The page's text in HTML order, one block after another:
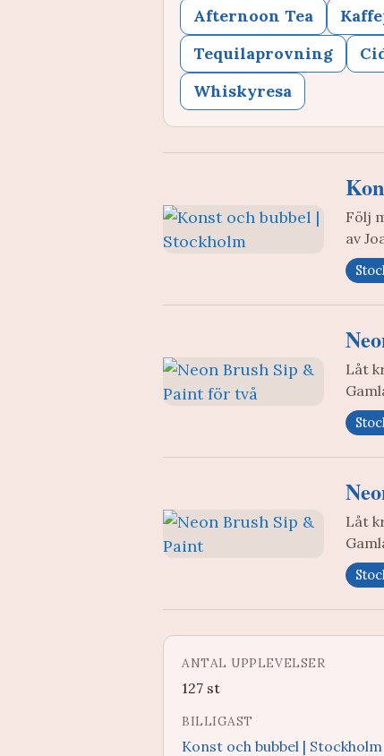
Afternoon Tea
Tequilaprovning
Whiskyresa
Följ
av
Låt
Låt
ANTAL UPPLEVELSER
127 st
BILLIGAST
Konst och bubbel | Stockholm